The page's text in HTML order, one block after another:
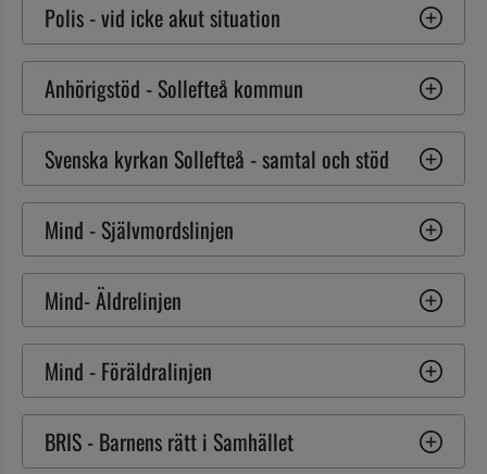
Polis - vid icke akut situation
Anhörigstöd - Sollefteå kommun
Svenska kyrkan Sollefteå - samtal och stöd
Mind - Självmordslinjen
Mind- Äldrelinjen
Mind - Föräldralinjen
BRIS - Barnens rätt i Samhället